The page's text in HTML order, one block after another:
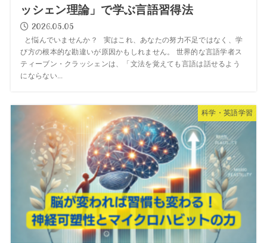
ッシェン理論」で学ぶ言語習得法
2026.05.05
と悩んでいませんか？ 実はこれ、あなたの努力不足ではなく、学
び方の根本的な勘違いが原因かもしれません。 世界的な言語学者ス
ティーブン・クラッシェンは、「文法を覚えても言語は話せるよう
にならない...
科学・英語学習